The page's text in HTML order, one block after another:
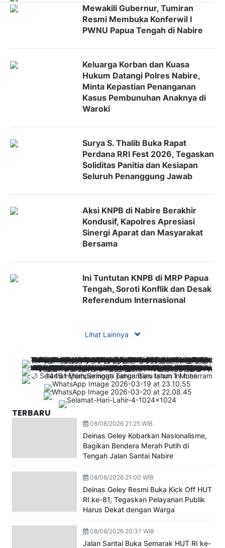
Mewakili Gubernur, Tumiran
Resmi Membuka Konferwil I
PWNU Papua Tengah di Nabire
Keluarga Korban dan Kuasa
Hukum Datangi Polres Nabire,
Minta Kepastian Penanganan
Kasus Pembunuhan Anaknya di
Waroki
Surya S. Thalib Buka Rapat
Perdana RRI Fest 2026, Tegaskan
Soliditas Panitia dan Kesiapan
Seluruh Penanggung Jawab
Aksi KNPB di Nabire Berakhir
Kondusif, Kapolres Apresiasi
Sinergi Aparat dan Masyarakat
Bersama
Ini Tuntutan KNPB di MRP Papua
Tengah, Soroti Konflik dan Desak
Referendum Internasional
Lihat Lainnya
TERBARU
08/08/2026 21:25 WIB
Deinas Geley Kobarkan Nasionalisme,
Bagikan Bendera Merah Putih di
Tengah Jalan Santai Nabire
08/08/2026 21:00 WIB
Deinas Geley Resmi Buka Kick Off HUT
RI ke-81, Tegaskan Pelayanan Publik
Harus Dekat dengan Warga
08/08/2026 20:37 WIB
Jalan Santai Buka Semarak HUT RI ke-